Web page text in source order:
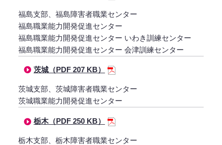
福島支部、福島障害者職業センター
福島職業能力開発促進センター
福島職業能力開発促進センター いわき訓練センター
福島職業能力開発促進センター 会津訓練センター
茨城（PDF 207 KB）
茨城支部、茨城障害者職業センター
茨城職業能力開発促進センター
栃木（PDF 250 KB）
栃木支部、栃木障害者職業センター